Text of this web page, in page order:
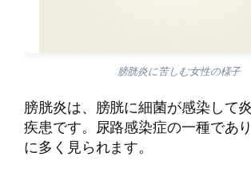
膀胱炎に苦しむ女性の様子
膀胱炎は、膀胱に細菌が感染して
疾患です。尿路感染症の一種であ
に多く見られます。